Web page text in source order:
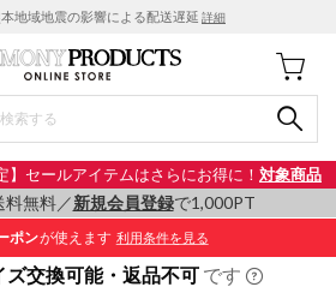
本地域地震の影響による配送遅延 詳細
】セールアイテムはさらにお得に！ 対象商品
料無料／新規会員登録で1,000PT
ポンが使えます 利用条件を見る
ズ交換可能・返品不可 です